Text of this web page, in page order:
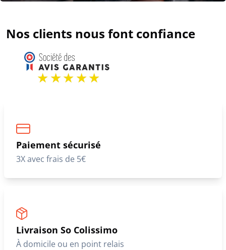
Nos clients nous font confiance
Paiement sécurisé
3X avec frais de 5€
Livraison So Colissimo
À domicile ou en point relais